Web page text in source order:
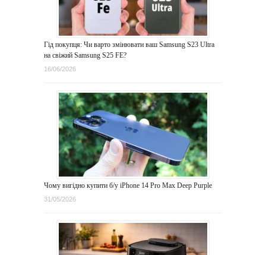
Гід покупця: Чи варто змінювати ваш Samsung S23 Ultra
на свіжий Samsung S25 FE?
16/06/2026
Чому вигідно купити б/у iPhone 14 Pro Max Deep Purple
31/05/2026